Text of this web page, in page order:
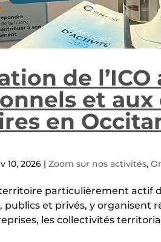
de l’ICO
et
en
10, 2026 |Zoom sur nos activités,
particulièrement actif
publics et privés, y organisent
les collectivités